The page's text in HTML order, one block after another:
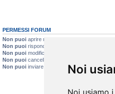
Noi
Noi usiamo
PERMESSI FORUM
Non puoi aprire nuovi argomenti
Non puoi rispondere negli argomenti
Non puoi modificare i tuoi messaggi
Non puoi cancellare i tuoi messaggi
Non puoi inviare allegati